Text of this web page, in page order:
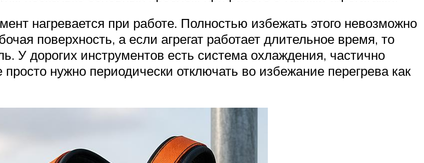
нагревается при работе. Полностью избежать этого невозможно
поверхность, а если агрегат работает длительное время, то
У дорогих инструментов есть система охлаждения, частично
нужно периодически отключать во избежание перегрева как